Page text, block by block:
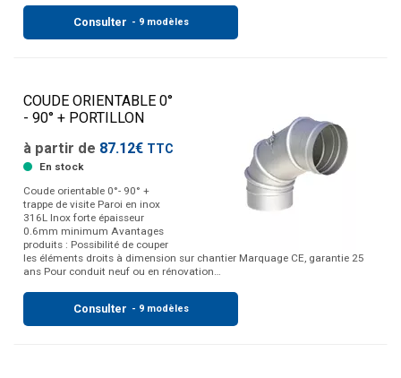
Consulter - 9 modèles
COUDE ORIENTABLE 0°
- 90° + PORTILLON
à partir de 87.12€ TTC
En stock
Coude orientable 0°- 90° +
trappe de visite Paroi en inox
316L Inox forte épaisseur
0.6mm minimum Avantages
produits : Possibilité de couper
les éléments droits à dimension sur chantier Marquage CE, garantie 25
ans Pour conduit neuf ou en rénovation…
Consulter - 9 modèles